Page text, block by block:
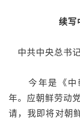
续写
中共中央总书
今年是《中
年。应朝鲜劳动
请，我即将对朝